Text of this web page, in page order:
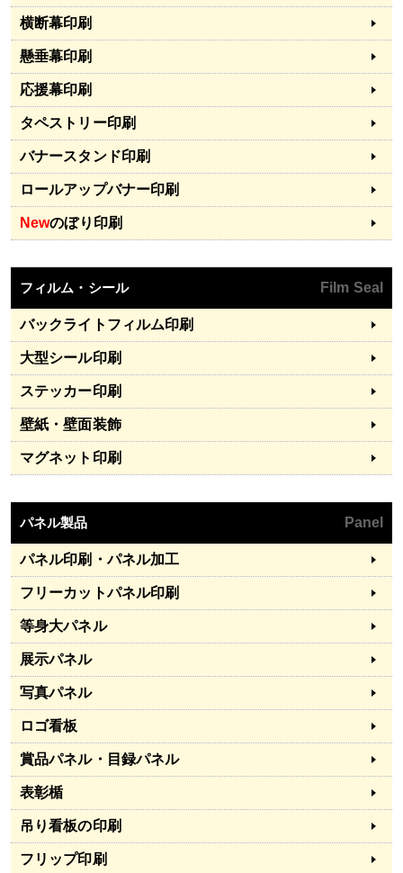
横断幕印刷
懸垂幕印刷
応援幕印刷
タペストリー印刷
バナースタンド印刷
ロールアップバナー印刷
Newのぼり印刷
フィルム・シール Film Seal
バックライトフィルム印刷
大型シール印刷
ステッカー印刷
壁紙・壁面装飾
マグネット印刷
パネル製品 Panel
パネル印刷・パネル加工
フリーカットパネル印刷
等身大パネル
展示パネル
写真パネル
ロゴ看板
賞品パネル・目録パネル
表彰楯
吊り看板の印刷
フリップ印刷